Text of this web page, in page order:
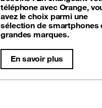
téléphone avec Orange,
avez le choix parmi une
sélection de smartphones
grandes marques.
En savoir plus